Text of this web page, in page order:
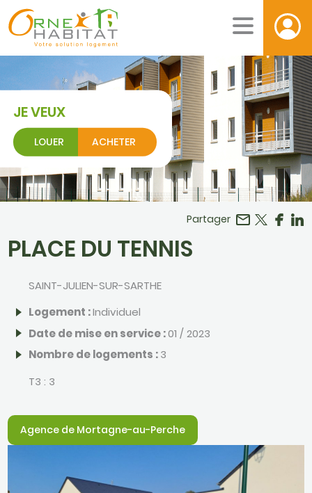
JE VEUX
LOUER ACHETER
Partager
PLACE DU TENNIS
SAINT-JULIEN-SUR-SARTHE
Logement :Individuel
Date de mise en service :01 / 2023
Nombre de logements :3
T3 : 3
Agence de Mortagne-au-Perche